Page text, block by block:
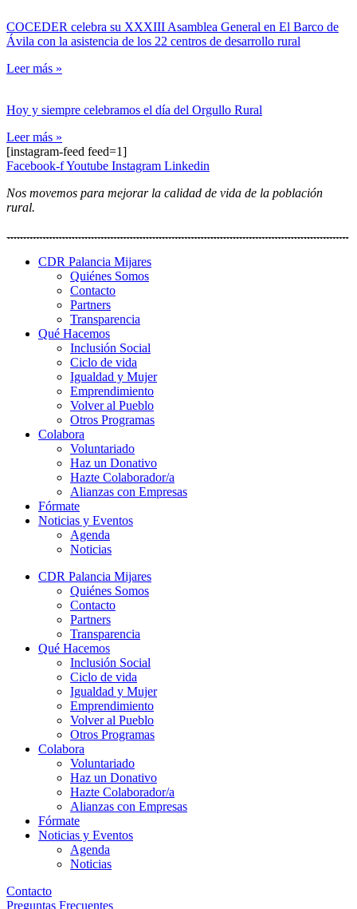
COCEDER celebra su XXXIII Asamblea General en El Barco de
Ávila con la asistencia de los 22 centros de desarrollo rural
Leer más »
Hoy y siempre celebramos el día del Orgullo Rural
Leer más »
[instagram-feed feed=1]
Facebook-fYoutube Instagram Linkedin
Nos movemos para mejorar la calidad de vida de la población
rural.
CDR Palancia Mijares
Quiénes Somos
Contacto
Partners
Transparencia
Qué Hacemos
Inclusión Social
Ciclo de vida
Igualdad y Mujer
Emprendimiento
Volver al Pueblo
Otros Programas
Colabora
Voluntariado
Haz un Donativo
Hazte Colaborador/a
Alianzas con Empresas
Fórmate
Noticias y Eventos
Agenda
Noticias
CDR Palancia Mijares
Quiénes Somos
Contacto
Partners
Transparencia
Qué Hacemos
Inclusión Social
Ciclo de vida
Igualdad y Mujer
Emprendimiento
Volver al Pueblo
Otros Programas
Colabora
Voluntariado
Haz un Donativo
Hazte Colaborador/a
Alianzas con Empresas
Fórmate
Noticias y Eventos
Agenda
Noticias
Contacto
Preguntas Frecuentes